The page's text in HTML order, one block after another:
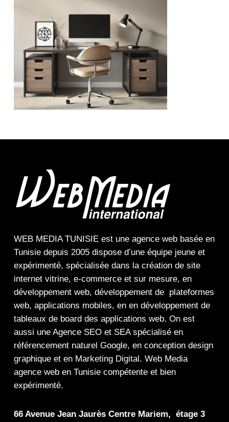
WEB MEDIA TUNISIEest une agence webbasée en
Tunisie depuis 2005 dispose d’une équipe jeune et
expérimenté, spécialisée dans la création de site
internet vitrine, e-commerceet sur mesure, en
développement web, développement de plateformes
web, applications mobiles, en en développement de
tableaux de boarddes applications web. On est
aussi une Agence SEOet SEAspécialisé en
référencement naturel Google, en conception design
graphiqueet en Marketing Digital. Web Media
agence web en Tunisie compétente et bien
expérimenté.
66 Avenue Jean Jaurès Centre Mariem, étage 3